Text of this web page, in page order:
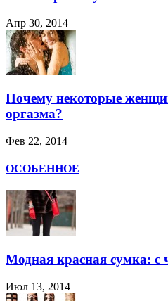
Апр 30, 2014
Почему некоторые
оргазма?
Фев 22, 2014
ОСОБЕННОЕ
Модная красная сумка: с
Июл 13, 2014